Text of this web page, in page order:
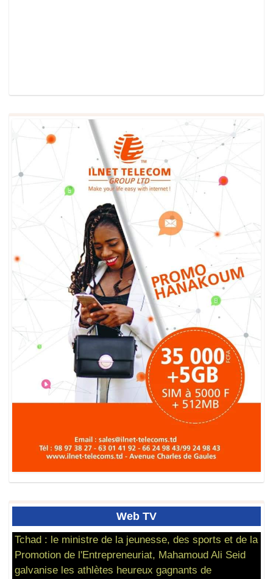
Web TV
Tchad : le ministre de la jeunesse, des sports et de la
Promotion de l'Entrepreneuriat, Mahamoud Ali Seid
galvanise les athlètes heureux gagnants de